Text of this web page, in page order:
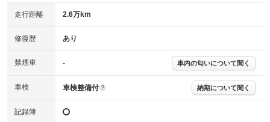
修復歴
があります。
※グー鑑定は保証サービスではございません。購入時は必ず現車をご確認
※実際にお渡しするコンディションチェックシートにつきましては、形式
※グー鑑定の評価はあくまでも記載している鑑定日の鑑定結果となりま
す。車両情報等の詳細は各販売店へお問い合わせ下さい。
走行距離 2.6万km
修復歴 あり
禁煙車 - 車内の匂いについて聞く
車検 車検整備付 ? 納期について聞く
記録簿